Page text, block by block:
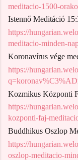
meditacio-1500-
Istennő Meditáció
https://
meditacio-minden-
Koronavírus vége
https://
Kozmikus Központi
https://
kozponti-faj-
Buddhikus Oszlop
https://
oszlop-meditacio-